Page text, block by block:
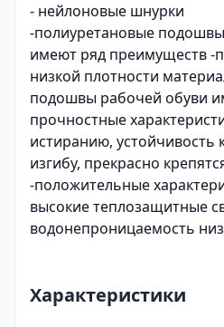
- нейлоновые шнурки
-полиуретановые
имеют ряд преимуществ -
низкой плотности
подошвы рабочей обуви
прочностные
истиранию, устойчивость
изгибу, прекрасно
-положительные
высокие теплозащитные
водонепроницаемость
Характеристики